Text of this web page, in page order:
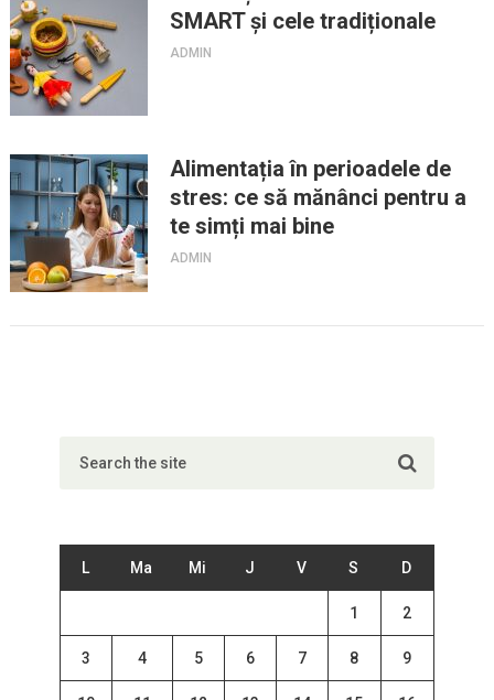
SMART și cele tradiționale
ADMIN
Alimentația în perioadele de
stres: ce să mănânci pentru a
te simți mai bine
ADMIN
L Ma Mi J V S D
1 2
3 4 5 6 7 8 9